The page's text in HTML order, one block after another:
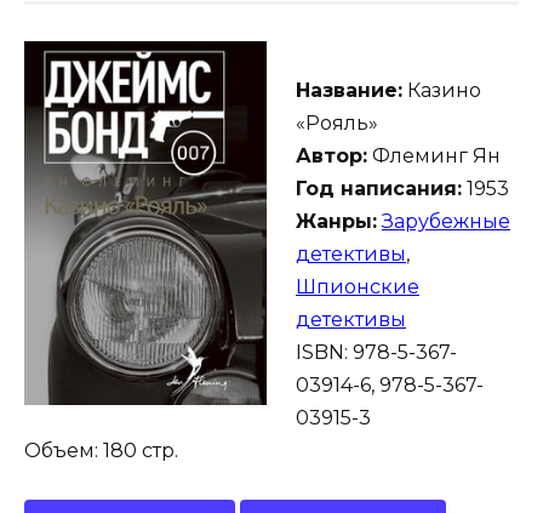
Название: Казино
«Рояль»
Автор: Флеминг Ян
Год написания: 1953
Жанры: Зарубежные
детективы,
Шпионские
детективы
ISBN: 978-5-367-
03914-6, 978-5-367-
03915-3
Объем: 180 стр.